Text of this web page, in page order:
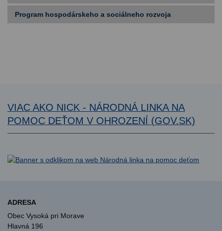
Program hospodárskeho a sociálneho rozvoja
VIAC AKO NICK - NÁRODNÁ LINKA NA
POMOC DEŤOM V OHROZENÍ (GOV.SK)
ADRESA
Obec Vysoká pri Morave
Hlavná 196